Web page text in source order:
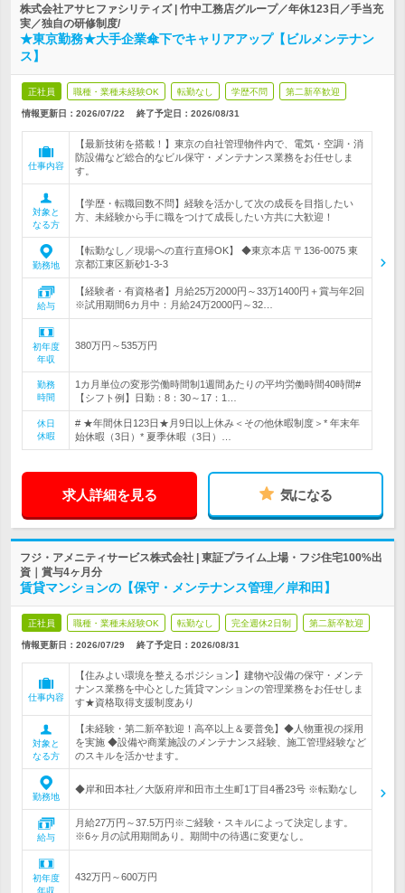
株式会社アサヒファシリティズ | 竹中工務店グループ／年休123日／手当充
実／独自の研修制度/
★東京勤務★大手企業傘下でキャリアアップ【ビルメンテナン
ス】
正社員 職種・業種未経験OK 転勤なし 学歴不問 第二新卒歓迎
情報更新日：2026/07/22 終了予定日： 2026/08/31
仕事内容
【最新技術を搭載！】東京の自社管理物件内で、電気・空調・消
防設備など総合的なビル保守・メンテナンス業務をお任せしま
す。
対象と
なる方
【学歴・転職回数不問】経験を活かして次の成長を目指したい
方、未経験から手に職をつけて成長したい方共に大歓迎！
勤務地
【転勤なし／現場への直行直帰OK】 ◆東京本店 〒136-0075 東
京都江東区新砂1-3-3
給与
【経験者・有資格者】月給25万2000円～33万1400円＋賞与年2回
※試用期間6カ月中：月給24万2000円～32…
初年度
年収
380万円～535万円
勤務
時間
1カ月単位の変形労働時間制1週間あたりの平均労働時間40時間#
【シフト例】日勤：8：30～17：1…
休日
休暇
# ★年間休日123日★月9日以上休み＜その他休暇制度＞* 年末年
始休暇（3日）* 夏季休暇（3日）…
求人詳細を見る 気になる
フジ・アメニティサービス株式会社 | 東証プライム上場・フジ住宅100%出
資｜賞与4ヶ月分
賃貸マンションの【保守・メンテナンス管理／岸和田】
正社員 職種・業種未経験OK 転勤なし 完全週休2日制 第二新卒歓迎
情報更新日：2026/07/29 終了予定日： 2026/08/31
仕事内容
【住みよい環境を整えるポジション】建物や設備の保守・メンテ
ナンス業務を中心とした賃貸マンションの管理業務をお任せしま
す★資格取得支援制度あり
対象と
なる方
【未経験・第二新卒歓迎！高卒以上＆要普免】◆人物重視の採用
を実施 ◆設備や商業施設のメンテナンス経験、施工管理経験など
のスキルを活かせます。
勤務地
◆岸和田本社／大阪府岸和田市土生町1丁目4番23号 ※転勤なし
給与
月給27万円～37.5万円※ご経験・スキルによって決定します。
※6ヶ月の試用期間あり。期間中の待遇に変更なし。
初年度
年収
432万円～600万円